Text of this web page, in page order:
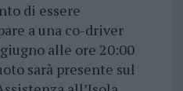
di essere
a una co-driver
alle ore 20:00
sarà presente sul